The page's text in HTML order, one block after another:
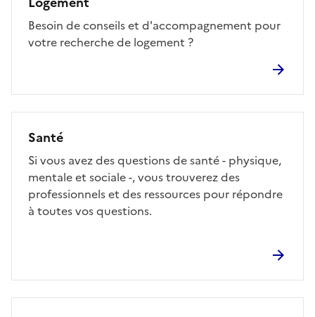
Besoin de conseils et d'accompagnement pour
votre recherche de logement ?
Santé
Si vous avez des questions de santé - physique,
mentale et sociale -, vous trouverez des
professionnels et des ressources pour répondre
à toutes vos questions.